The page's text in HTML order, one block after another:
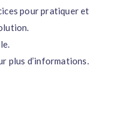
pour pratiquer et
plus d’informations.